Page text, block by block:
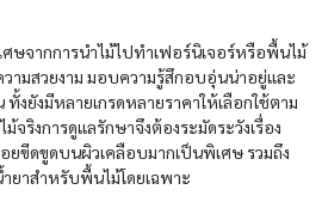
ศษจากการนำไม้ไปทำเฟอร์นิเจอร์หรือพื้นไม้
ามสวยงาม มอบความรู้สึกอบอุ่นน่าอยู่และ
งยังมีหลายเกรดหลายราคาให้เลือกใช้ตาม
จริงการดูแลรักษาจึงต้องระมัดระวังเรื่อง
ยขีดขูดบนผิวเคลือบมากเป็นพิเศษ รวมถึง
ยาสำหรับพื้นไม้โดยเฉพาะ